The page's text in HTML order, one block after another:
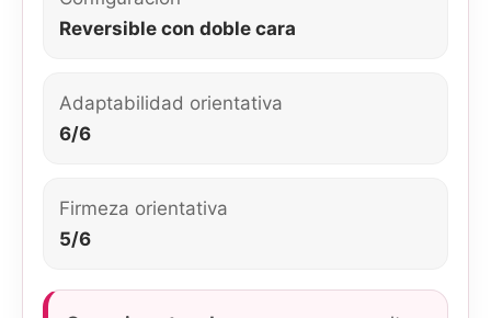
Reversible con doble cara
Adaptabilidad orientativa
6/6
Firmeza orientativa
5/6